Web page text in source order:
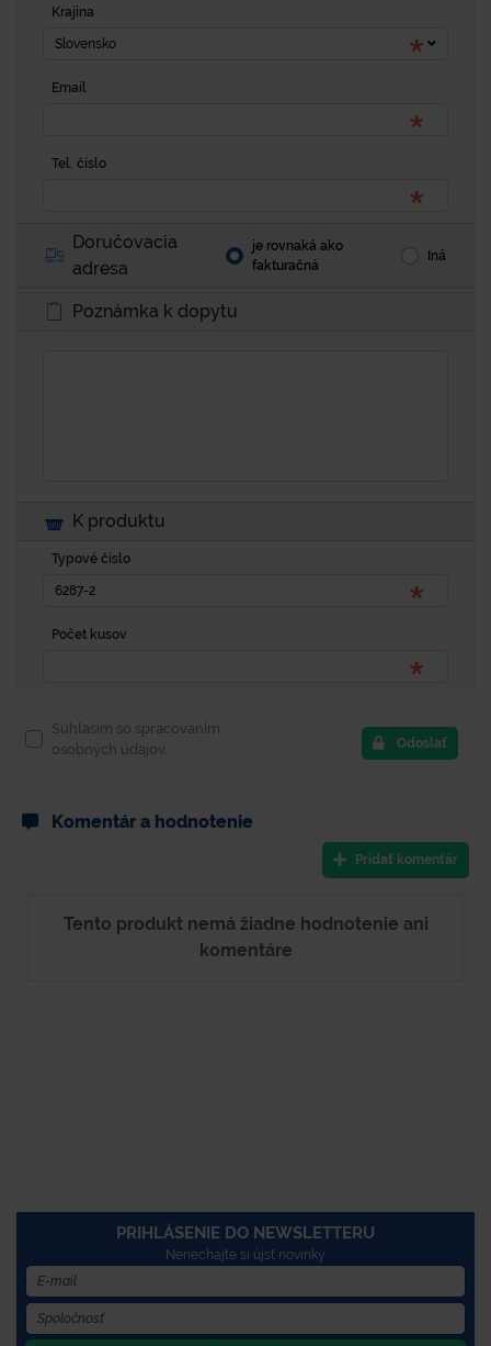
Krajina
Slovensko
Email
Tel. číslo
Doručovacia
adresa
je rovnaká ako
fakturačná
Iná
Poznámka k dopytu
K produktu
Typové číslo
Počet kusov
Súhlasím so spracovaním
osobných údajov.
Odoslať
Komentár a hodnotenie
Pridať komentár
Tento produkt nemá žiadne hodnotenie ani
komentáre
PRIHLÁSENIE DO NEWSLETTERU
Nenechajte si újsť novinky